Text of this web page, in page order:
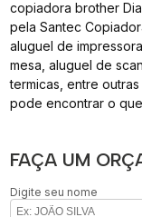
copiadora brother
pela Santec
aluguel de
mesa, aluguel de
termicas, entre
pode encontrar o
FAÇA UM
Digite seu nome